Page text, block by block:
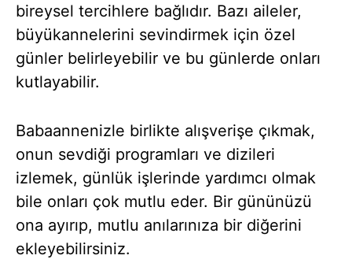
bireysel tercihlere bağlıdır. Bazı aileler,
büyükannelerini sevindirmek için özel
günler belirleyebilir ve bu günlerde onları
kutlayabilir.
Babaannenizle birlikte alışverişe çıkmak,
onun sevdiği programları ve dizileri
izlemek, günlük işlerinde yardımcı olmak
bile onları çok mutlu eder. Bir gününüzü
ona ayırıp, mutlu anılarınıza bir diğerini
ekleyebilirsiniz.